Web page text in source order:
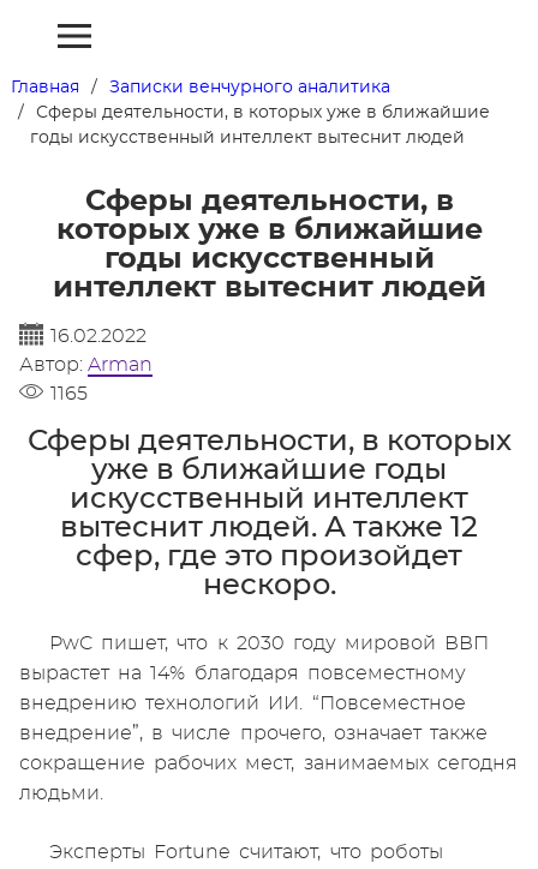
Главная
Записки венчурного аналитика
Сферы деятельности, в которых уже в ближайшие
годы искусственный интеллект вытеснит людей
Сферы деятельности, в
которых уже в ближайшие
годы искусственный
интеллект вытеснит людей
16.02.2022
Автор: Arman
1165
Сферы деятельности, в которых
уже в ближайшие годы
искусственный интеллект
вытеснит людей. А также 12
сфер, где это произойдет
нескоро.
PwC пишет, что к 2030 году мировой ВВП
вырастет на 14% благодаря повсеместному
внедрению технологий ИИ. “Повсеместное
внедрение”, в числе прочего, означает также
сокращение рабочих мест, занимаемых сегодня
людьми.
Эксперты Fortune считают, что роботы